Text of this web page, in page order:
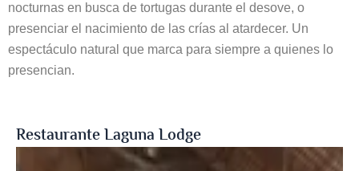
nocturnas en busca de tortugas durante el desove, o
presenciar el nacimiento de las crías al atardecer. Un
espectáculo natural que marca para siempre a quienes lo
presencian.
Restaurante Laguna Lodge